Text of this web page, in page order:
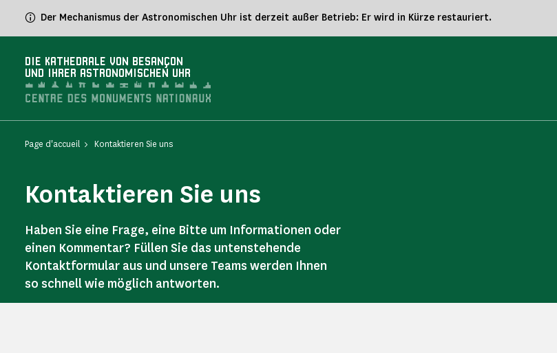
Der Mechanismus der Astronomischen Uhr ist derzeit außer Betrieb: Er wird in Kürze restauriert.
DIE KATHEDRALE VON BESANÇON
UND IHRER ASTRONOMISCHEN UHR
Page d'accueil Kontaktieren Sie uns
Kontaktieren Sie uns
Haben Sie eine Frage, eine Bitte um Informationen oder
einen Kommentar? Füllen Sie das untenstehende
Kontaktformular aus und unsere Teams werden Ihnen
so schnell wie möglich antworten.